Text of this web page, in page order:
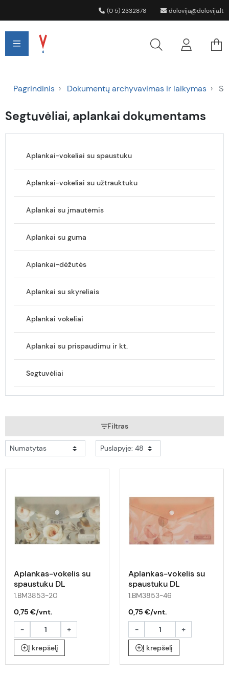
(0 5) 2332878 dolovija@dolovija.lt
Pagrindinis Dokumentų archyvavimas ir laikymas
Segtuvėliai, aplankai dokumentams
Aplankai-vokeliai su spaustuku
Aplankai-vokeliai su užtrauktuku
Aplankai su įmautėmis
Aplankai su guma
Aplankai-dėžutės
Aplankai su skyreliais
Aplankai vokeliai
Aplankai su prispaudimu ir kt.
Segtuvėliai
Filtras
Aplankas-vokelis su
spaustuku DL
ARABESKI rožės
1.BM3853-20
0,75 €/vnt.
-
+
Į krepšelį
Aplankas-vokelis su
spaustuku DL
ARABESKI persikinis
1.BM3853-46
0,75 €/vnt.
-
+
Į krepšelį